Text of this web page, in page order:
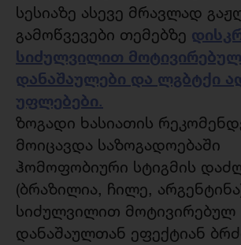
სესიაზე ასევე მრავლად
გამოწვევები თემებზე
სიძულვილით
დანაშაულები და ლგბტქი
უფლებები.
ზოგადი ხასიათის
მოიცავდა საზოგადოებაში
ჰომოფობიური სტიგმის
(ბრაზილია, ჩილე,
სიძულვილით მოტივირებულ
დანაშაულთან ეფექტიან